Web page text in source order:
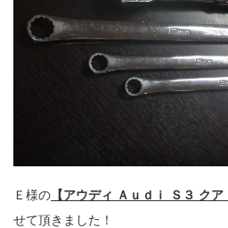
Ｅ様の 【アウディ Ａｕｄｉ Ｓ３ クア
せて頂きました！